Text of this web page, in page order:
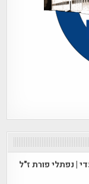
| נפתלי פורת ז"ל